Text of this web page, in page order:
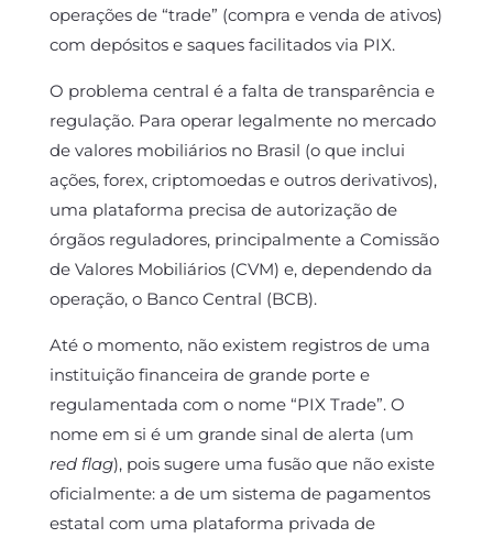
operações de “trade” (compra e venda de ativos)
com depósitos e saques facilitados via PIX.
O problema central é a falta de transparência e
regulação. Para operar legalmente no mercado
de valores mobiliários no Brasil (o que inclui
ações, forex, criptomoedas e outros derivativos),
uma plataforma precisa de autorização de
órgãos reguladores, principalmente a Comissão
de Valores Mobiliários (CVM) e, dependendo da
operação, o Banco Central (BCB).
Até o momento, não existem registros de uma
instituição financeira de grande porte e
regulamentada com o nome “PIX Trade”. O
nome em si é um grande sinal de alerta (um
red flag), pois sugere uma fusão que não existe
oficialmente: a de um sistema de pagamentos
estatal com uma plataforma privada de